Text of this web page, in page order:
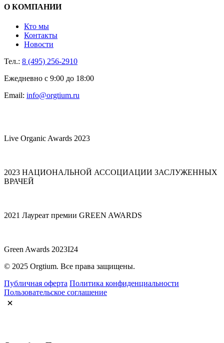
О КОМПАНИИ
Кто мы
Контакты
Новости
Тел.: 8 (495) 256-2910
Ежедневно с 9:00 до 18:00
Email: info@orgtium.ru
Live Organic Awards 2023
2023 НАЦИОНАЛЬНОЙ АССОЦИАЦИИ ЗАСЛУЖЕННЫХ
ВРАЧЕЙ
2021 Лауреат премии GREEN AWARDS
Green Awards 2023I24
© 2025 Orgtium. Все права защищены.
Публичная оферта Политика конфиденциальности
Пользовательское соглашение